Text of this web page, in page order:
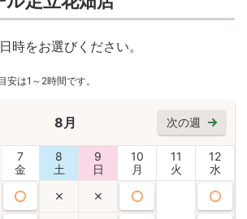
時をお選びください。
安は1～2時間です。
次の週
8月
7
金
8
土
9
日
10
月
11
火
12
水